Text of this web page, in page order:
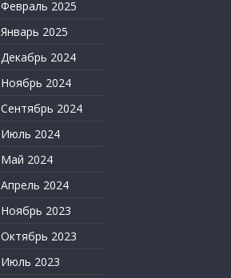
Февраль 2025
Январь 2025
Декабрь 2024
Ноябрь 2024
Сентябрь 2024
Июль 2024
Май 2024
Апрель 2024
Ноябрь 2023
Октябрь 2023
Июль 2023